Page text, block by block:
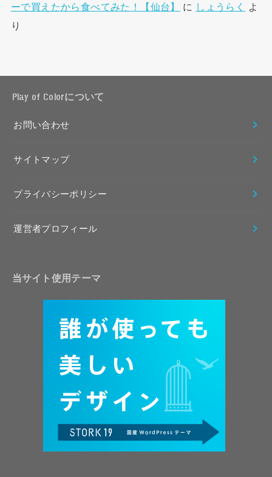
ーで買えたから食べてみた！【仙台】
に しょうらく
よ
り
Play of Colorについて
お問い合わせ
サイトマップ
プライバシーポリシー
運営者プロフィール
当サイト使用テーマ